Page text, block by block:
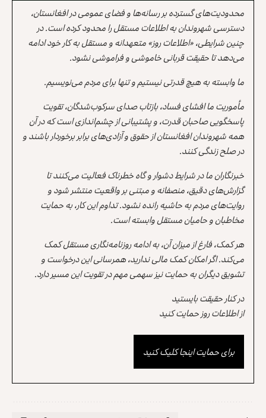
محدودیت‌های گسترده بر رسانه‌ها و فضای عمومی در افغانستان،
دسترسی شهروندان به اطلاعات مستقل را محدود کرده است. در
چنین شرایطی، «اطلاعات روز» متعهدانه و مستقل به کار خود ادامه
می‌دهد تا حقیقت قربانی خاموشی و فراموشی نشود.
ما وابسته به هیچ قدرتی نیستیم و تنها برای مردم می‌نویسیم.
مأموریت ما افشای فساد، بازتاب صدای سرکوب‌شدگان، تقویت
پاسخگویی صاحبان قدرت، و پشتیبانی از چشم‌اندازی است که در آن
همه شهروندان افغانستان از حقوق و آزادی‌های برابر برخوردار باشند و
در صلح زندگی کنند.
خبرنگاران ما در شرایط دشوار و گاه خطرناک فعالیت می‌کنند تا
گزارش‌های دقیق، منصفانه و مبتنی بر واقعیت منتشر شود و
روایت‌های مردم به حاشیه رانده نشود. تداوم این کار، به حمایت
مخاطبان و حامیان مستقل وابسته است.
هر کمک، فارغ از میزان آن، به ادامه روزنامه‌نگاری مستقل کمک
می‌کند. اگر امکان کمک مالی ندارید، همرسانی این درخواست و
تشویق دیگران به حمایت نیز سهمی مهم در تقویت این مسیر دارد.
در کنار حقیقت بایستید
از اطلاعات روز حمایت کنید
برای حمایت اینجا کلیک کنید